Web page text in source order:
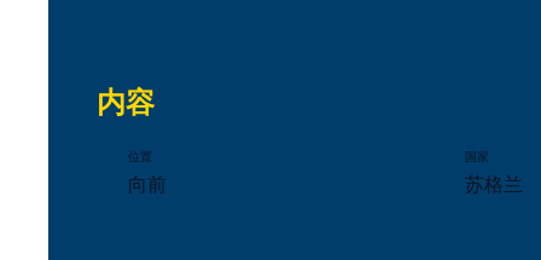
内容
位置
向前
国家
苏格兰